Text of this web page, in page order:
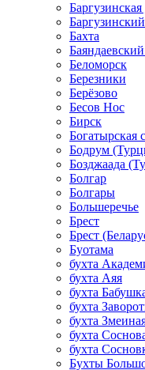
Бахта
Беломорск
Березники
Берёзово
Бесов Нос
Бирск
Богатырская
Бодрум
Бозджаада
Болгар
Болгары
Большеречье
Брест
Брест
Буотама
бухта
бухта Аяя
бухта
бухта
бухта
бухта
бухта
Бухты